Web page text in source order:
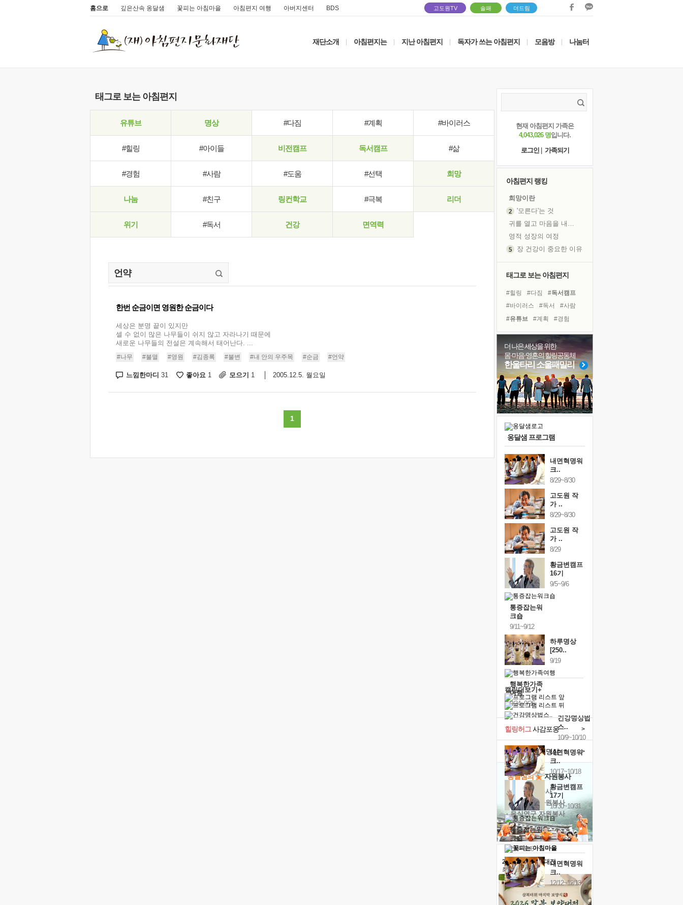
홈으로 깊은산속 옹달샘 꽃피는 아침마을 아침편지 여행 아버지센터 BDS 고도원TV 솔패 더드림
재단소개 아침편지는 지난 아침편지 독자가 쓰는 아침편지 모음방 나눔터
태그로 보는 아침편지
유튜브 명상 #다짐 #계획 #바이러스
#힐링 #아이들 비전캠프 독서캠프 #삶
#경험 #사람 #도움 #선택 희망
나눔 #친구 링컨학교 #극복 리더
위기 #독서 건강 면역력
한번 순금이면 영원한 순금이다
세상은 분명 끝이 있지만
셀 수 없이 많은 나무들이 쉬지 않고 자라나기 때문에
새로운 나무들의 전설은 계속해서 태어난다. ...
#나무 #불멸 #영원 #김종록 #불변 #내 안의 우주목 #순금 #언약
느낌한마디 31 좋아요 1 모으기 1 2005.12.5. 월요일
1
현재 아침편지 가족은
4,043,026 명입니다.
로그인
가족되기
아침편지 랭킹
희망이란
'모른다'는 것
귀를 열고 마음을 내어주고
영적 성장의 여정
장 건강이 중요한 이유
흙이 된 몸으로 출근하는 여자
꿈이 실제가 되는 것
'말 타는 법'을 먼저
졸업식 사진을 보며
극심한 변비, 어깨결림, 수면 장애
아픈 아버지를 위한 공간 설계
슬럼프
보고 싶은 어머니
못된 꼰대들
태그로 보는 아침편지
#힐링 #다짐
#독서캠프
#바이러스
#독서
#사람
#유튜브
#계획
#경험
#리더
#선택
#나눔
#명상
#극복
#도움
#아이들
#위기
#면역력
#친구
#희망 #링컨학교
더 나은 세상을 위한
몸·마음·영혼의 힐링공동체
한울타리 소울패밀리
옹달샘 프로그램
내면혁명워
크..
8/29~8/30
고도원 작
가 ..
8/29~8/30
고도원 작
가 ..
8/29
황금변캠프
16기
9/5~9/6
통증잡는워
크숍
9/11~9/12
하루명상
[250..
9/19
행복한가족
여행
9/24~9/26
건강명상법
스..
10/9~10/10
내면혁명워
크..
10/17~10/18
황금변캠프
17기
10/30~10/31
통증잡는워
크숍
11/7~11/8
내면혁명워
크..
12/12~12/13
캘린더보기+
예술치유걷기명상 >
힐링허그사감포옹 >
'옹달샘의 꽃'자원봉사
· 청년 자원봉사
· 금빛청년 자원봉사
· 음식연구 자원봉사
2026 말복 보양대전
최대74%할인